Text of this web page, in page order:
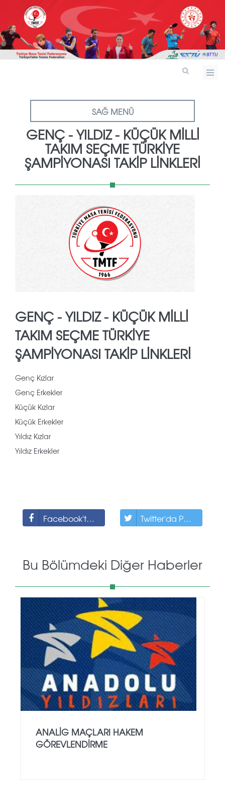
SAĞ MENÜ
GENÇ - YILDIZ - KÜÇÜK MILLI
TAKIM SEÇME TÜRKIYE
ŞAMPIYONASI TAKIP LINKLERI
GENÇ - YILDIZ - KÜÇÜK MILLI
TAKIM SEÇME TÜRKIYE
ŞAMPIYONASI TAKIP LINKLERI
Genç Kızlar
Genç Erkekler
Küçük Kızlar
Küçük Erkekler
Yıldız Kızlar
Yıldız Erkekler
Facebook'ta Paylaş Twitter'da Paylaş
Bu Bölümdeki Diğer Haberler
ANALİG MAÇLARI HAKEM
GÖREVLENDİRME